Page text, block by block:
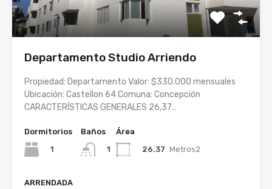
Departamento Studio Arriendo
Propiedad: Departamento Valor: $330.000 mensuales
Ubicación: Castellon 64 Comuna: Concepción
CARACTERÍSTICAS GENERALES 26,37…
Dormitorios
1
Baños
1
Área
26.37 Metros2
ARRENDADA